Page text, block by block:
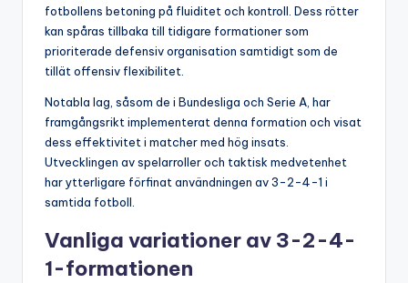
fotbollens betoning på fluiditet och kontroll. Dess rötter
kan spåras tillbaka till tidigare formationer som
prioriterade defensiv organisation samtidigt som de
tillät offensiv flexibilitet.
Notabla lag, såsom de i Bundesliga och Serie A, har
framgångsrikt implementerat denna formation och visat
dess effektivitet i matcher med hög insats.
Utvecklingen av spelarroller och taktisk medvetenhet
har ytterligare förfinat användningen av 3-2-4-1 i
samtida fotboll.
Vanliga variationer av 3-2-4-
1-formationen